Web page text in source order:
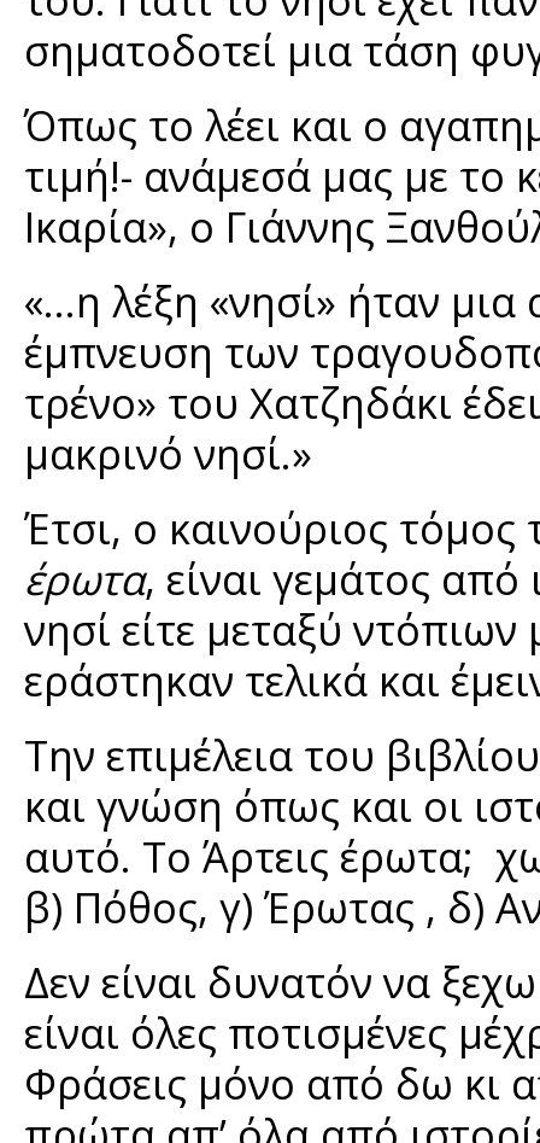
σηματοδοτεί μια τάση
Όπως το λέει και ο
τιμή!- ανάμεσά μας με το
Ικαρία», ο Γιάννης
«…η λέξη «νησί» ήταν μια
έμπνευση των
τρένο» του Χατζηδάκι
μακρινό νησί.»
Έτσι, ο καινούριος
έρωτα, είναι γεμάτος
νησί είτε μεταξύ
εράστηκαν τελικά και
Την επιμέλεια του
και γνώση όπως και οι
αυτό. Το Άρτεις έρωτα;
β) Πόθος, γ) Έρωτας , δ)
Δεν είναι δυνατόν να
είναι όλες ποτισμένες
Φράσεις μόνο από δω κι